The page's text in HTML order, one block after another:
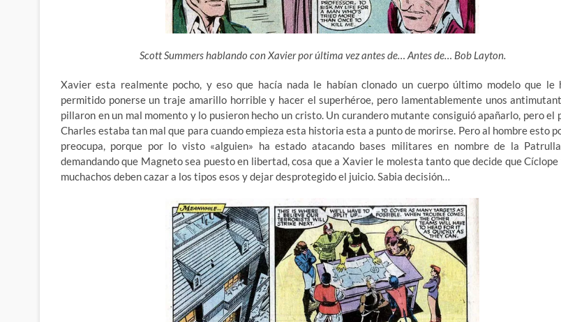
Scott Summers hablando con Xavier por última vez antes de… Antes de… Bob Layton.
Xavier esta realmente pocho, y eso que hacía nada le habían clonado un cuerpo último modelo que le
permitido ponerse un traje amarillo horrible y hacer el superhéroe, pero lamentablemente unos
pillaron en un mal momento y lo pusieron hecho un cristo. Un curandero mutante consiguió apañarlo, pero el
Charles estaba tan mal que para cuando empieza esta historia esta a punto de morirse. Pero al hombre esto
preocupa, porque por lo visto «alguien» ha estado atacando bases militares en nombre de la
demandando que Magneto sea puesto en libertad, cosa que a Xavier le molesta tanto que decide que Cíclope
muchachos deben cazar a los tipos esos y dejar desprotegido el juicio. Sabia decisión…